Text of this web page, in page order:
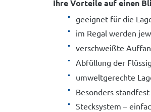
Ihre Vorteile auf einen
geeignet für die
im Regal werden
verschweißte
Abfüllung der
umweltgerechte
Besonders
Stecksystem –